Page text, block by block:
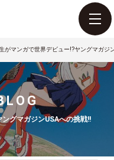
がマンガで世界デビュー!?ヤングマガジ
グマガジンUSAへの挑戦!!